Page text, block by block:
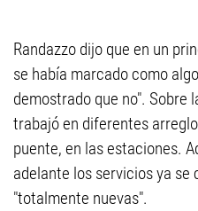
Randazzo dijo que en un
se había marcado como
demostrado que no". Sobre
trabajó en diferentes
puente, en las estaciones.
adelante los servicios ya
"totalmente nuevas".